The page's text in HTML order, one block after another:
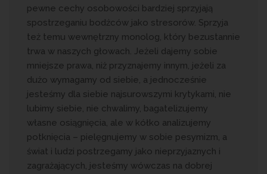
pewne cechy osobowości bardziej sprzyjają
spostrzeganiu bodźców jako stresorów. Sprzyja
też temu wewnętrzny monolog, który bezustannie
trwa w naszych głowach. Jeżeli dajemy sobie
mniejsze prawa, niż przyznajemy innym, jeżeli za
dużo wymagamy od siebie, a jednocześnie
jesteśmy dla siebie najsurowszymi krytykami, nie
lubimy siebie, nie chwalimy, bagatelizujemy
własne osiągnięcia, ale w kółko analizujemy
potknięcia – pielęgnujemy w sobie pesymizm, a
świat i ludzi postrzegamy jako nieprzyjaznych i
zagrażających, jesteśmy wówczas na dobrej